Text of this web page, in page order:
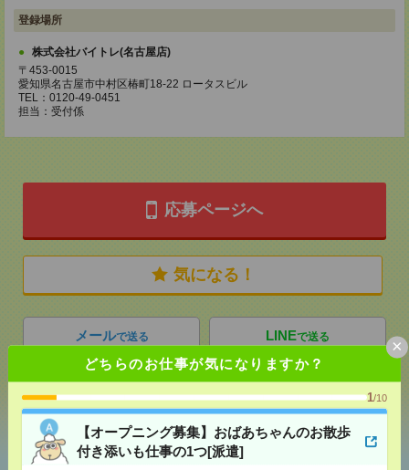
どちらのお仕事が気になりますか？
1/10
【オープニング募集】おばあちゃんのお散歩
付き添いも仕事の1つ[派遣]
×
登録場所
株式会社バイトレ(名古屋店)
〒453-0015
愛知県名古屋市中村区椿町18-22 ロータスビル
TEL：0120-49-0451
担当：受付係
応募ページへ
気になる！
メールで送る LINEで送る
シェア ツイート ブックマーク